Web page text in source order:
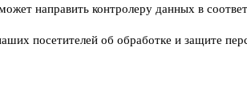
направить контролеру данных в
посетителей об обработке и защите